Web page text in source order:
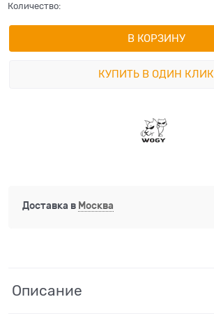
Количество:
В КОРЗИНУ
КУПИТЬ В ОДИН КЛИК
Доставка в Москва
Описание